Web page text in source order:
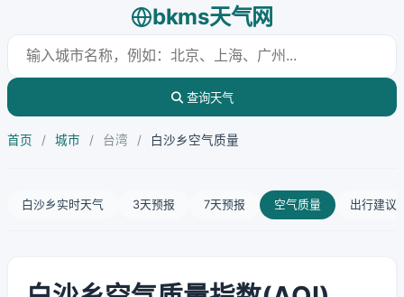
bkms天气网
查询天气
首页 / 城市 / 台湾 / 白沙乡空气质量
白沙乡实时天气 3天预报 7天预报 空气质量 出行建议